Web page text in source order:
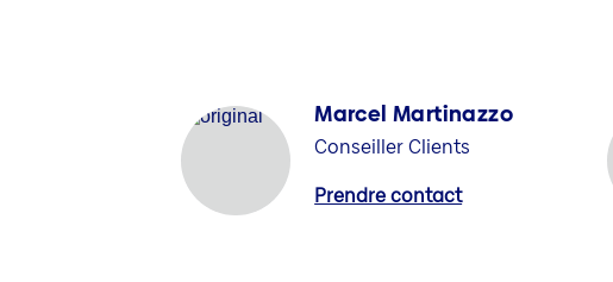
Marcel Martinazzo
Conseiller Clients
Prendre contact